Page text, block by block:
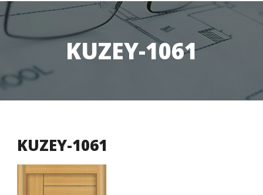
KUZEY-1061
KUZEY-1061